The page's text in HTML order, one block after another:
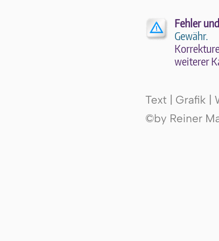
Fehler
Gewähr.
wei­te­rer
Text | Grafik |
©by Reiner